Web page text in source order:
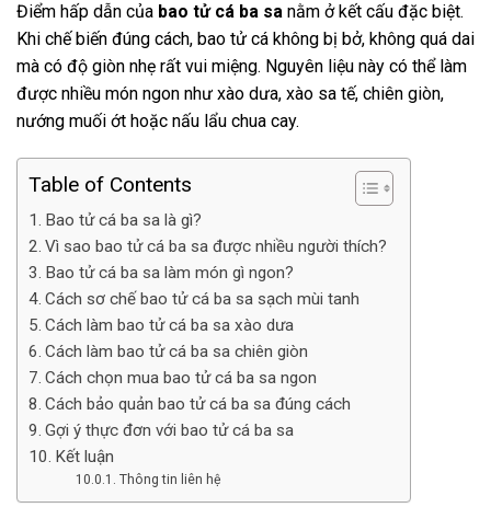
Điểm hấp dẫn của bao tử cá ba sa nằm ở kết cấu đặc biệt.
Khi chế biến đúng cách, bao tử cá không bị bở, không quá dai
mà có độ giòn nhẹ rất vui miệng. Nguyên liệu này có thể làm
được nhiều món ngon như xào dưa, xào sa tế, chiên giòn,
nướng muối ớt hoặc nấu lẩu chua cay.
Table of Contents
Bao tử cá ba sa là gì?
Vì sao bao tử cá ba sa được nhiều người thích?
Bao tử cá ba sa làm món gì ngon?
Cách sơ chế bao tử cá ba sa sạch mùi tanh
Cách làm bao tử cá ba sa xào dưa
Cách làm bao tử cá ba sa chiên giòn
Cách chọn mua bao tử cá ba sa ngon
Cách bảo quản bao tử cá ba sa đúng cách
Gợi ý thực đơn với bao tử cá ba sa
Kết luận
Thông tin liên hệ